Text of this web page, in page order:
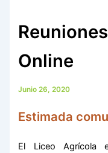
Online
Junio 26, 2020
Estimada
El Liceo Agrícola